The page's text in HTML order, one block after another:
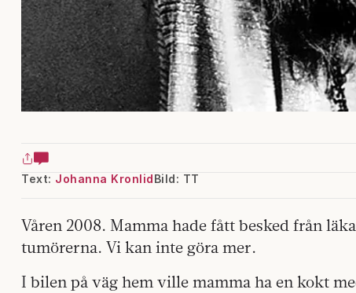
Text: Johanna KronlidBild: TT
Våren 2008. Mamma hade fått besked från
tumörerna. Vi kan inte göra mer.
I bilen på väg hem ville mamma ha en kokt